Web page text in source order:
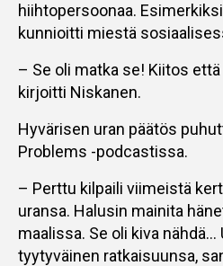
hiihtopersoonaa. Esimerkiksi
kunnioitti miestä
– Se oli matka se! Kiitos
kirjoitti Niskanen.
Hyvärisen uran päätös
Problems -podcastissa.
– Perttu kilpaili viimeistä
uransa. Halusin mainita
maalissa. Se oli kiva nähdä…
tyytyväinen ratkaisuunsa,